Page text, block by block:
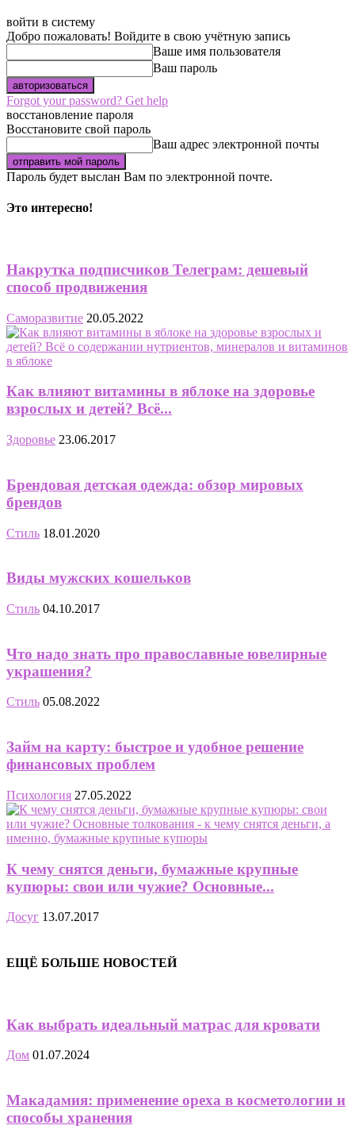
войти в систему
Добро пожаловать! Войдите в свою учётную запись
Ваше имя пользователя
Ваш пароль
Forgot your password? Get help
восстановление пароля
Восстановите свой пароль
Ваш адрес электронной почты
Пароль будет выслан Вам по электронной почте.
Это интересно!
Накрутка подписчиков Телеграм: дешевый
способ продвижения
Саморазвитие 20.05.2022
Как влияют витамины в яблоке на здоровье
взрослых и детей? Всё...
Здоровье 23.06.2017
Брендовая детская одежда: обзор мировых
брендов
Стиль 18.01.2020
Виды мужских кошельков
Стиль 04.10.2017
Что надо знать про православные ювелирные
украшения?
Стиль 05.08.2022
Займ на карту: быстрое и удобное решение
финансовых проблем
Психология 27.05.2022
К чему снятся деньги, бумажные крупные
купюры: свои или чужие? Основные...
Досуг 13.07.2017
ЕЩЁ БОЛЬШЕ НОВОСТЕЙ
Как выбрать идеальный матрас для кровати
Дом 01.07.2024
Макадамия: применение ореха в косметологии и
способы хранения